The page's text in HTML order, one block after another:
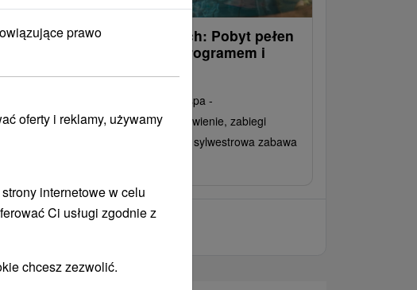
Sylwester w Bojnicach: Pobyt pełen
zdrowia i relaksu z programem i
Przywitaj Nowy Rok w stylu spa -
zakwaterowanie, pełne wyżywienie, zabiegi
lecznicze, baseny termalne i sylwestrowa zabawa
prawo
oferty i reklamy, używamy
internetowe w celu
Ci usługi zgodnie z
chcesz zezwolić.